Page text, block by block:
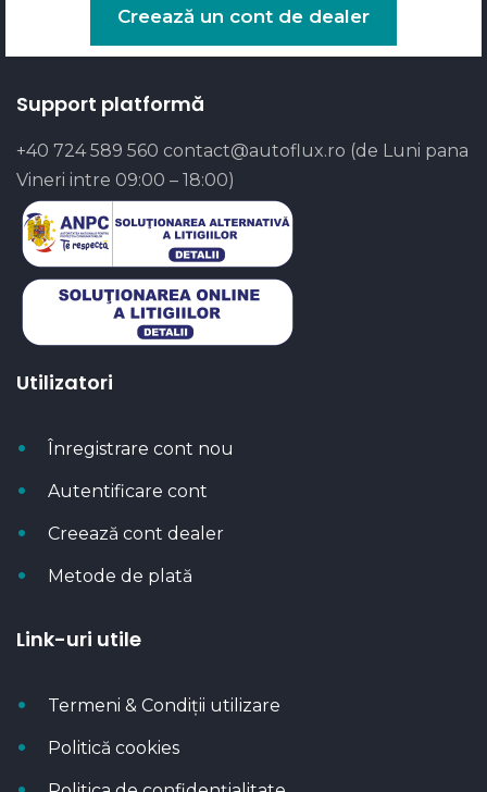
Creează un cont de dealer
Support platformă
+40 724 589 560 contact@autoflux.ro (de Luni pana
Vineri intre 09:00 – 18:00)
Utilizatori
Înregistrare cont nou
Autentificare cont
Creează cont dealer
Metode de plată
Link-uri utile
Termeni & Condiții utilizare
Politică cookies